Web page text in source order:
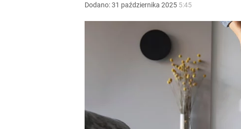
Dodano:31 października 2025 5:45